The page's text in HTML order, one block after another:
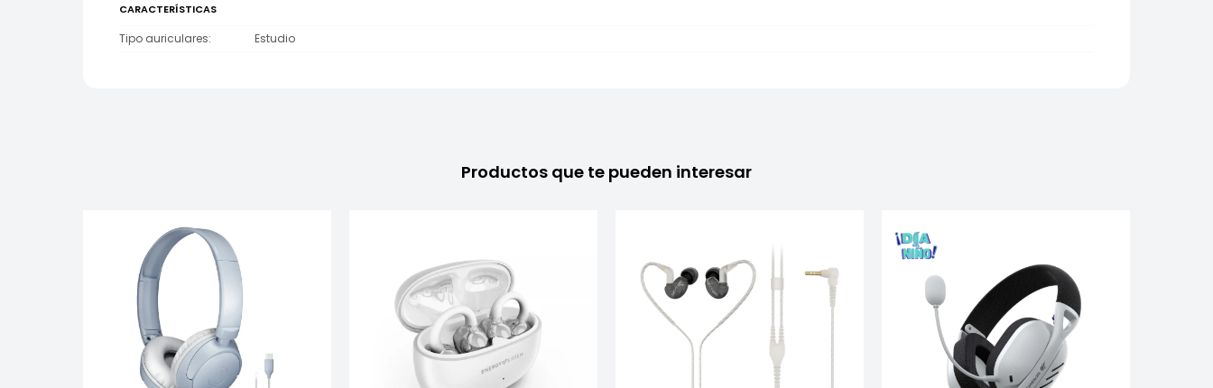
CARACTERÍSTICAS
Tipo auriculares Estudio
Productos que te pueden interesar